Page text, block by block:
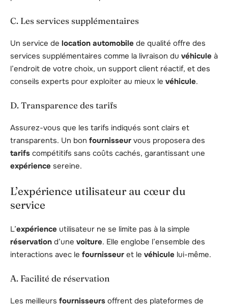
C. Les services supplémentaires
Un service de location automobile de qualité offre des
services supplémentaires comme la livraison du véhicule à
l’endroit de votre choix, un support client réactif, et des
conseils experts pour exploiter au mieux le véhicule.
D. Transparence des tarifs
Assurez-vous que les tarifs indiqués sont clairs et
transparents. Un bon fournisseur vous proposera des
tarifs compétitifs sans coûts cachés, garantissant une
expérience sereine.
L’expérience utilisateur au cœur du
service
L’expérience utilisateur ne se limite pas à la simple
réservation d’une voiture. Elle englobe l’ensemble des
interactions avec le fournisseur et le véhicule lui-même.
A. Facilité de réservation
Les meilleurs fournisseurs offrent des plateformes de